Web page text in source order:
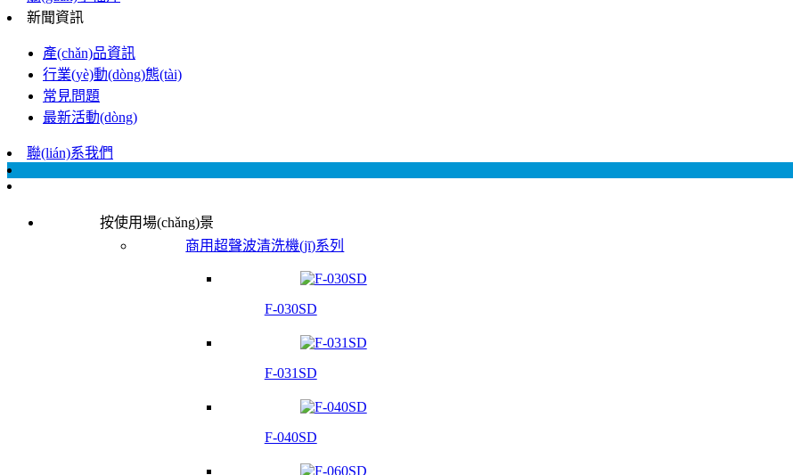
新聞資訊
產(chǎn)品資訊
行業(yè)動(dòng)態(tài)
常見問題
最新活動(dòng)
聯(lián)系我們
按使用場(chǎng)景
商用超聲波清洗機(jī)系列
F-030SD
F-031SD
F-040SD